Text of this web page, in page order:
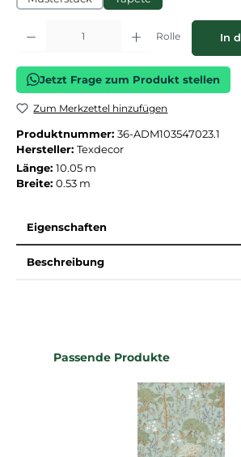
Produkt Anzahl: Gib den gewünschten Wert ein
Rolle In
Jetzt Frage zum Produkt stellen
Zum Merkzettel hinzufügen
Produktnummer: 36-ADM103547023.1
Hersteller: Texdecor
Länge: 10.05 m
Breite: 0.53 m
Eigenschaften
Beschreibung
Produktgalerie überspringen
Passende Produkte